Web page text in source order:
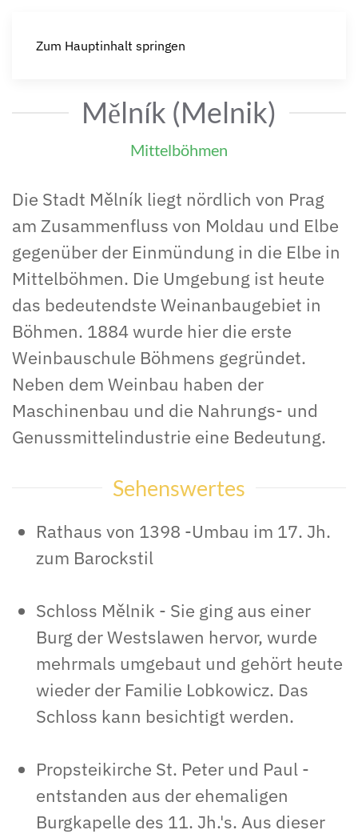
Zum Hauptinhalt springen
Mělník (Melnik)
Mittelböhmen
Die Stadt Mělník liegt nördlich von Prag
am Zusammenfluss von Moldau und Elbe
gegenüber der Einmündung in die Elbe in
Mittelböhmen. Die Umgebung ist heute
das bedeutendste Weinanbaugebiet in
Böhmen. 1884 wurde hier die erste
Weinbauschule Böhmens gegründet.
Neben dem Weinbau haben der
Maschinenbau und die Nahrungs- und
Genussmittelindustrie eine Bedeutung.
Sehenswertes
Rathaus von 1398 -Umbau im 17. Jh.
zum Barockstil
Schloss Mělnik - Sie ging aus einer
Burg der Westslawen hervor, wurde
mehrmals umgebaut und gehört heute
wieder der Familie Lobkowicz. Das
Schloss kann besichtigt werden.
Propsteikirche St. Peter und Paul -
entstanden aus der ehemaligen
Burgkapelle des 11. Jh.'s. Aus dieser